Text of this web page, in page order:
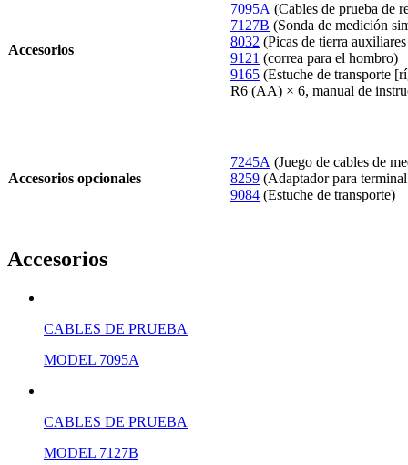
Accesorios
7095A (Cables de prueba de
7127B (Sonda de medición
8032 (Picas de tierra
9121 (correa para el hombro)
9165 (Estuche de transporte
R6 (AA) × 6, manual de
Accesorios opcionales
7245A (Juego de cables de
8259 (Adaptador para
9084 (Estuche de transporte)
Accesorios
CABLES DE PRUEBA
MODEL 7095A
CABLES DE PRUEBA
MODEL 7127B